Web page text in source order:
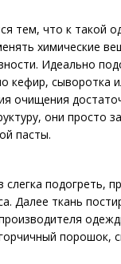
тем, что к такой
химические
Идеально
кефир, сыворотка
очищения
они просто
пасты.
слегка подогреть,
Далее ткань
порошок,